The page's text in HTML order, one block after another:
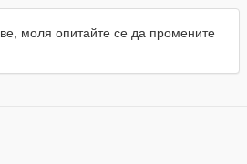
моля опитайте се да промените